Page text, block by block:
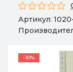
Артикул:
-10%